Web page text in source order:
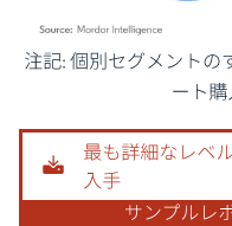
画像 © Mordor Intelligence。再